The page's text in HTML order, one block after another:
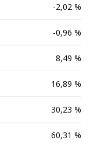
-2,02 %
-0,96 %
8,49 %
16,89 %
30,23 %
60,31 %